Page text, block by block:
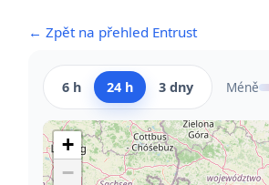
← Zpět na přehled Entrust
6 h 24 h 3 dny Méně
+
−